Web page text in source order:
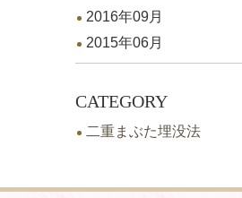
2016年09月
2015年06月
CATEGORY
二重まぶた埋没法